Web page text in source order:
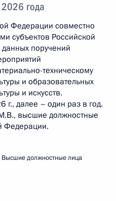
года
Федерации совместно
субъектов Российской
поручений
техническому
и образовательных
и искусств.
далее – один раз в год.
высшие должностные
Федерации.
Высшие должностные лица